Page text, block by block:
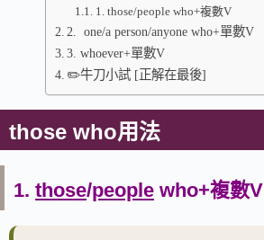
1. those/people who+複數V
2. one/a person/anyone who+單數V
3. whoever+單數V
✏️牛刀小試 [正解在最後]
those who用法
1. those/people who+複數V